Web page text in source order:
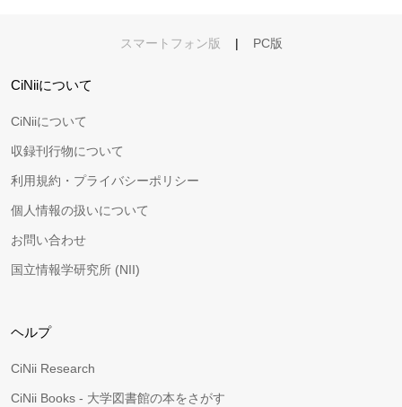
スマートフォン版 | PC版
CiNiiについて
CiNiiについて
収録刊行物について
利用規約・プライバシーポリシー
個人情報の扱いについて
お問い合わせ
国立情報学研究所 (NII)
ヘルプ
CiNii Research
CiNii Books - 大学図書館の本をさがす